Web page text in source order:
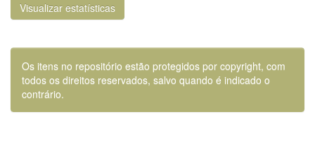
Visualizar estatísticas
Os itens no repositório estão protegidos por copyright, com
todos os direitos reservados, salvo quando é indicado o
contrário.